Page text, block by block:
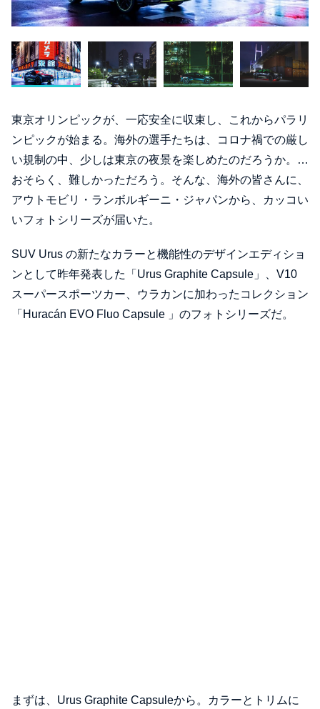
東京オリンピックが、一応安全に収束し、これからパラリ
ンピックが始まる。海外の選手たちは、コロナ禍での厳し
い規制の中、少しは東京の夜景を楽しめたのだろうか。…
おそらく、難しかっただろう。そんな、海外の皆さんに、
アウトモビリ・ランボルギーニ・ジャパンから、カッコい
いフォトシリーズが届いた。
SUV Urus の新たなカラーと機能性のデザインエディショ
ンとして昨年発表した「Urus Graphite Capsule」、V10
スーパースポーツカー、ウラカンに加わったコレクション
「Huracán EVO Fluo Capsule 」のフォトシリーズだ。
まずは、Urus Graphite Capsuleから。カラーとトリムに